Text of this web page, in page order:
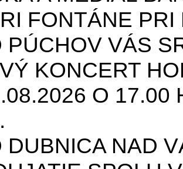
FONTÁNE PRI
PÚCHOV VÁS
KONCERT
O 17.00
DUBNICA NAD